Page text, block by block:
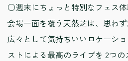
○週末にちょっと特別なフェス体
会場一面を覆う天然芝は、思わ
広々として気持ちいいロケーシ
ストによる最高のライブを 2つ